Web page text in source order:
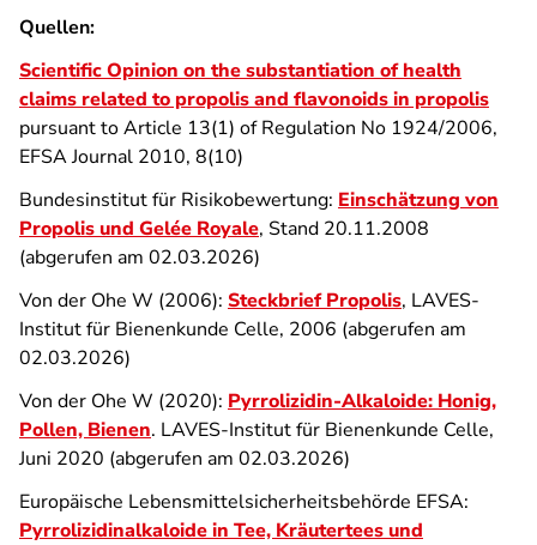
Quellen:
Scientific Opinion on the substantiation of health
claims related to propolis and flavonoids in propolis
pursuant to Article 13(1) of Regulation No 1924/2006,
EFSA Journal 2010, 8(10)
Bundesinstitut für Risikobewertung: Einschätzung von
Propolis und Gelée Royale, Stand 20.11.2008
(abgerufen am 02.03.2026)
Von der Ohe W (2006): Steckbrief Propolis, LAVES-
Institut für Bienenkunde Celle, 2006 (abgerufen am
02.03.2026)
Von der Ohe W (2020): Pyrrolizidin-Alkaloide: Honig,
Pollen, Bienen. LAVES-Institut für Bienenkunde Celle,
Juni 2020 (abgerufen am 02.03.2026)
Europäische Lebensmittelsicherheitsbehörde EFSA:
Pyrrolizidinalkaloide in Tee, Kräutertees und